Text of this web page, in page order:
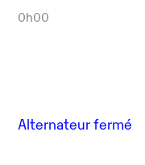
0h00
Alternateur fermé